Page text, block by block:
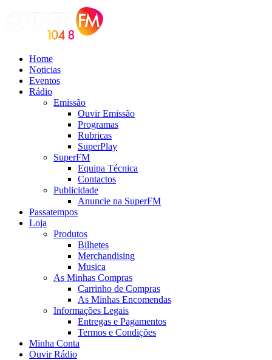
Home
Noticias
Eventos
Rádio
Emissão
Ouvir Emissão
Programas
Rubricas
SuperPlay
SuperFM
Equipa Técnica
Contactos
Publicidade
Anuncie na SuperFM
Passatempos
Loja
Produtos
Bilhetes
Merchandising
Musica
As Minhas Compras
Carrinho de Compras
As Minhas Encomendas
Informações Legais
Entregas e Pagamentos
Termos e Condições
Minha Conta
Ouvir Rádio